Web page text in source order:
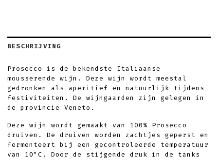
BESCHRIJVING
Prosecco is de bekendste Italiaanse
mousserende wijn. Deze wijn wordt meestal
gedronken als aperitief en natuurlijk tijdens
festiviteiten. De wijngaarden zijn gelegen in
de provincie Veneto.
Deze wijn wordt gemaakt van 100% Prosecco
druiven. De druiven worden zachtjes geperst en
fermenteert bij een gecontroleerde temperatuur
van 10°C. Door de stijgende druk in de tanks